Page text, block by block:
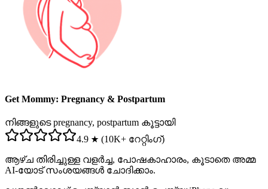
Get Mommy: Pregnancy & Postpartum
നിങ്ങളുടെ pregnancy, postpartum കൂട്ടായി
4.9 ★ (10K+ റേറ്റിംഗ്)
ആഴ്ച തിരിച്ചുള്ള വളർച്ച, പോഷകാഹാരം, കൂടാതെ അമ്മ
AI-യോട് സംശയങ്ങൾ ചോദിക്കാം.